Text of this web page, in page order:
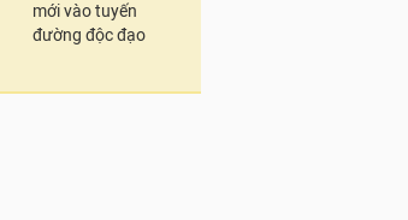
mới vào tuyến
đường độc đạo